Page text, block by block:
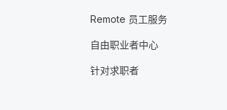
Remote 员工服务
自由职业者中心
针对求职者